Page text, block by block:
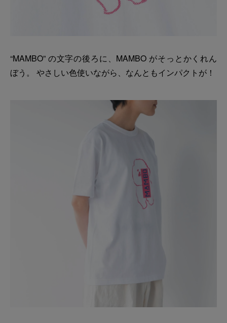
“MAMBO” の文字の後ろに、MAMBO がそっとかくれん
ぼう。 やさしい色使いながら、なんともインパクトが！